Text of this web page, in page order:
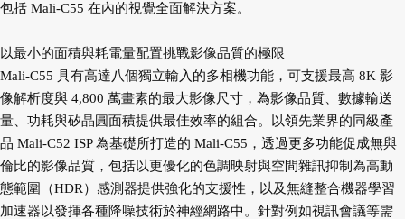
包括 Mali-C55 在內的視覺全面解決方案。
以最小的面積與耗電量配置挑戰影像品質的極限
Mali-C55 具有高達八個獨立輸入的多相機功能，可支援最高 8K 影
像解析度與 4,800 萬畫素的最大影像尺寸，為影像品質、數據輸送
量、功耗與矽晶圓面積提供最佳效率的組合。以領先業界的同級產
品 Mali-C52 ISP 為基礎所打造的 Mali-C55，透過更多功能促成無與
倫比的影像品質，包括以更優化的色調映射與空間雜訊抑制為高動
態範圍（HDR）感測器提供強化的支援性，以及無縫整合機器學習
加速器以發揮各種降噪技術於神經網路中。針對例如視訊會議等需